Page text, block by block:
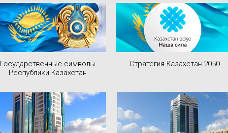
Государственные символы
Республики Казахстан
Стратегия Казахстан-2050